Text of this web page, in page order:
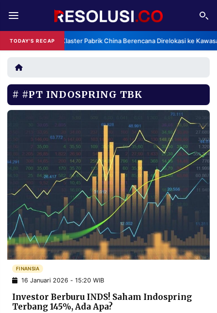
TODAY'S RECAP Klaster Pabrik China Berencana Direlokasi ke
REDAKSI TENTANG
RESOLUSI IKLAN
RUBRIKASI
EDITORIAL AKSARA
FINANSIA PERSONA
DAERAH NASIONAL
MANCA SPORT
PRIVACY
POLICY
BERITA
WARGA
INFORMASI
IKLAN
KIRIM
TULISAN
PENGADUAN
OF
SERVICE
#PT INDOSPRING TBK
FINANSIA
16 Januari 2026 - 15:20 WIB
Investor Berburu INDS! Saham Indospring
Terbang 145%, Ada Apa?